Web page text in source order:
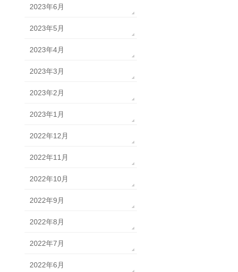
2023年6月
2023年5月
2023年4月
2023年3月
2023年2月
2023年1月
2022年12月
2022年11月
2022年10月
2022年9月
2022年8月
2022年7月
2022年6月